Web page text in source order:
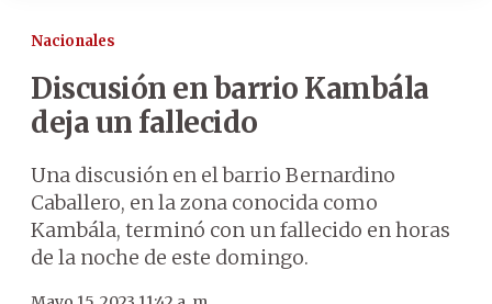
Nacionales
Discusión en barrio Kambála
deja un fallecido
Una discusión en el barrio Bernardino
Caballero, en la zona conocida como
Kambála, terminó con un fallecido en horas
de la noche de este domingo.